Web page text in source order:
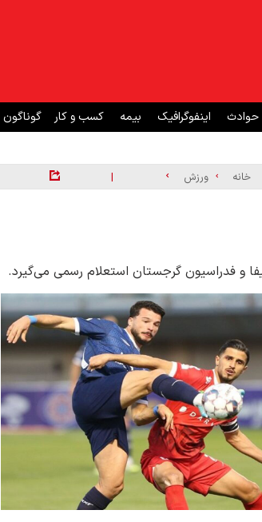
حوادث اینفوگرافیک بیمه کسب و کار گوناگون
خانه ورزش |
و فدراسیون گرجستان استعلام رسمی می‌گیرد.